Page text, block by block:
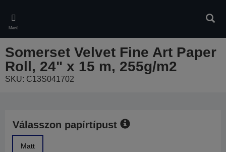
main
content
Menü
Somerset Velvet Fine Art Paper
Roll, 24" x 15 m, 255g/m2
SKU: C13S041702
Válasszon papírtípust
Matt